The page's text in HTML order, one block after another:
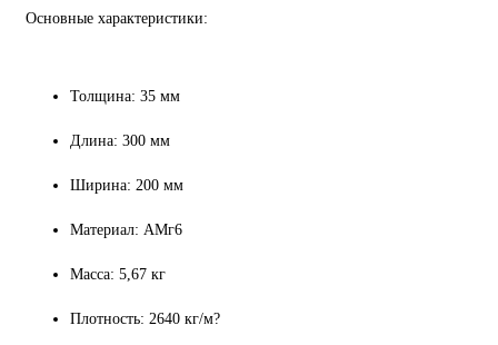
Основные характеристики:
Толщина: 35 мм
Длина: 300 мм
Ширина: 200 мм
Материал: АМг6
Масса: 5,67 кг
Плотность: 2640 кг/м?